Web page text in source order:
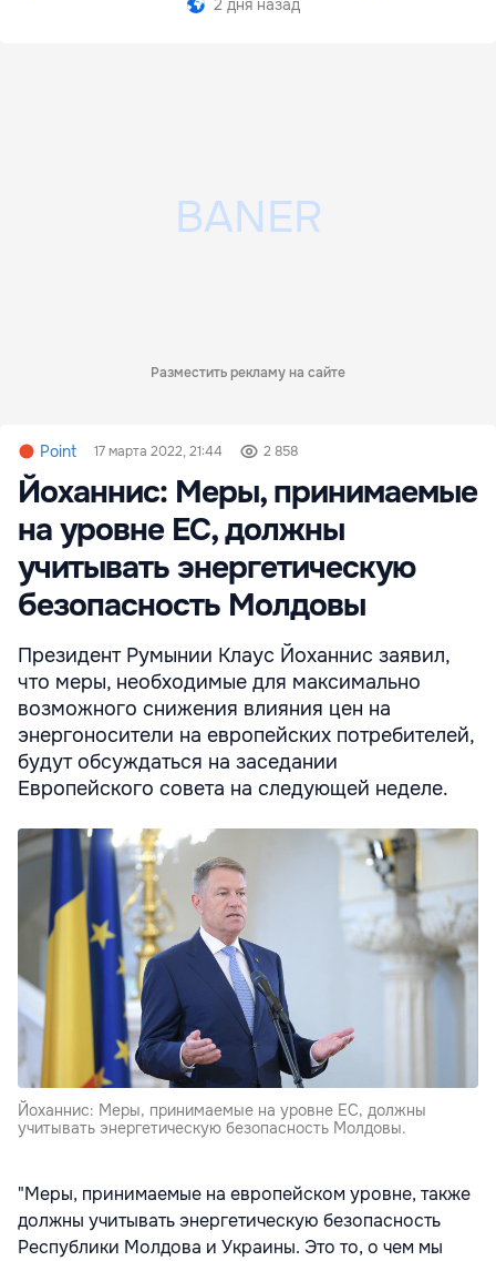
2 дня назад
Разместить рекламу на сайте
Point 17 марта 2022, 21:44 2 858
Йоханнис: Меры, принимаемые
на уровне ЕС, должны
учитывать энергетическую
безопасность Молдовы
Президент Румынии Клаус Йоханнис заявил,
что меры, необходимые для максимально
возможного снижения влияния цен на
энергоносители на европейских потребителей,
будут обсуждаться на заседании
Европейского совета на следующей неделе.
Йоханнис: Меры, принимаемые на уровне ЕС, должны
учитывать энергетическую безопасность Молдовы.
"Меры, принимаемые на европейском уровне, также
должны учитывать энергетическую безопасность
Республики Молдова и Украины. Это то, о чем мы